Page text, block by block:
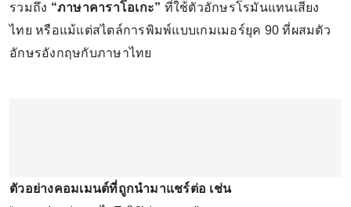
รวมถึง “ภาษาคาราโอเกะ” ที่ใช้ตัวอักษรโรมันแทนเสียง
ไทย หรือแม้แต่สไตล์การพิมพ์แบบเกมเมอร์ยุค 90 ที่ผสมตัว
อักษรอังกฤษกับภาษาไทย
ตัวอย่างคอมเมนต์ที่ถูกนำมาแชร์ต่อ เช่น